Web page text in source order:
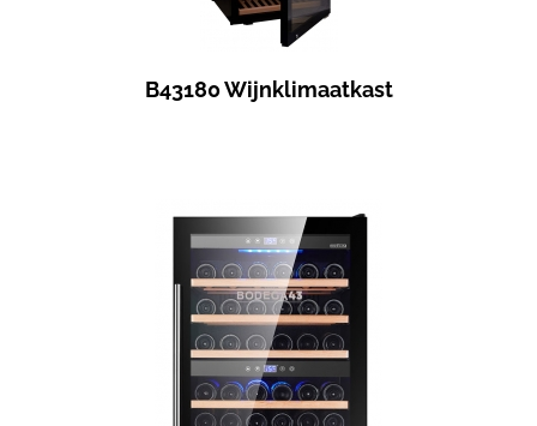
B43180 Wijnklimaatkast